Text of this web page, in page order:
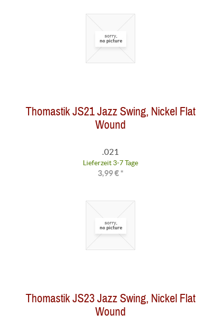
Thomastik JS21 Jazz Swing, Nickel Flat
Wound
.021
Lieferzeit 3-7 Tage
3,99 € *
Thomastik JS23 Jazz Swing, Nickel Flat
Wound